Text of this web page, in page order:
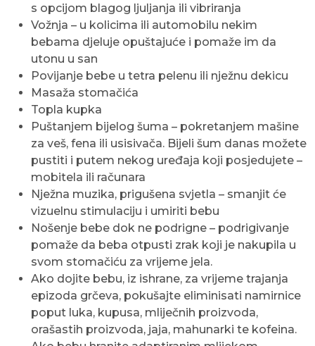
s opcijom blagog ljuljanja ili vibriranja
Vožnja – u kolicima ili automobilu nekim
bebama djeluje opuštajuće i pomaže im da
utonu u san
Povijanje bebe u tetra pelenu ili nježnu dekicu
Masaža stomačića
Topla kupka
Puštanjem bijelog šuma – pokretanjem mašine
za veš, fena ili usisivača. Bijeli šum danas možete
pustiti i putem nekog uređaja koji posjedujete –
mobitela ili računara
Nježna muzika, prigušena svjetla – smanjit će
vizuelnu stimulaciju i umiriti bebu
Nošenje bebe dok ne podrigne – podrigivanje
pomaže da beba otpusti zrak koji je nakupila u
svom stomačiću za vrijeme jela.
Ako dojite bebu, iz ishrane, za vrijeme trajanja
epizoda grčeva, pokušajte eliminisati namirnice
poput luka, kupusa, mliječnih proizvoda,
orašastih proizvoda, jaja, mahunarki te kofeina.